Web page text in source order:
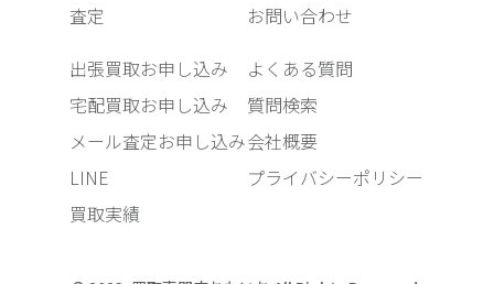
査定
お問い合わせ
出張買取お申し込み
宅配買取お申し込み
メール査定お申し込み
LINE
買取実績
よくある質問
質問検索
会社概要
プライバシーポリシー